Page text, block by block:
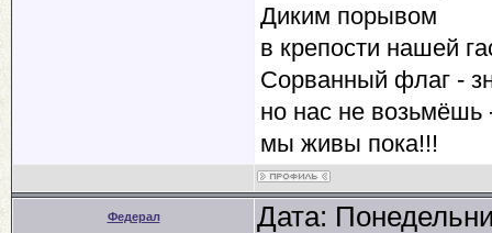
Диким порывом
в крепости нашей
Сорванный флаг -
но нас не возьмёшь
мы живы пока!!!
Федерал Дата: